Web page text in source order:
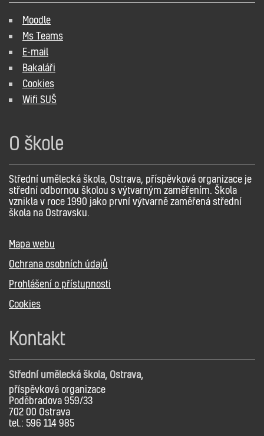
Moodle
Ms Teams
E-mail
Bakaláři
Cookies
Wifi SUŠ
O škole
Střední umělecká škola, Ostrava, příspěvková organizace je
střední odbornou školou s výtvarným zaměřením. Škola
vznikla v roce 1990 jako první výtvarně zaměřená střední
škola na Ostravsku.
Mapa webu
Ochrana osobních údajů
Prohlášení o přístupnosti
Cookies
Kontakt
Střední umělecká škola, Ostrava,
příspěvková organizace
Poděbradova 959/33
702 00 Ostrava
tel.: 596 114 985